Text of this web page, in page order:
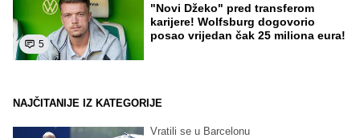
5
"Novi Džeko" pred transferom
karijere! Wolfsburg dogovorio
posao vrijedan čak 25 miliona eura!
NAJČITANIJE IZ KATEGORIJE
Vratili se u Barcelonu